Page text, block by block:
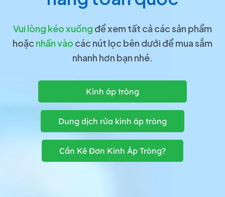
Vui lòng kéo xuốngđể xem tất cả các sản phẩm
hoặc nhấn vào các nút lọc bên dưới để mua sắm
nhanh hơn bạn nhé.
Kính áp tròng
Dung dịch rửa kính áp tròng
Cần Kê Đơn Kính Áp Tròng?